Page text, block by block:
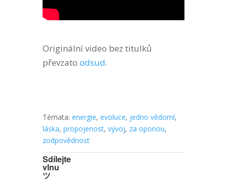
Originální video bez titulků
převzato odsud.
Témata: energie, evoluce, jedno vědomí,
láska, propojenost, vývoj, za oponou,
zodpovědnost
Sdílejte
vlnu
ツ